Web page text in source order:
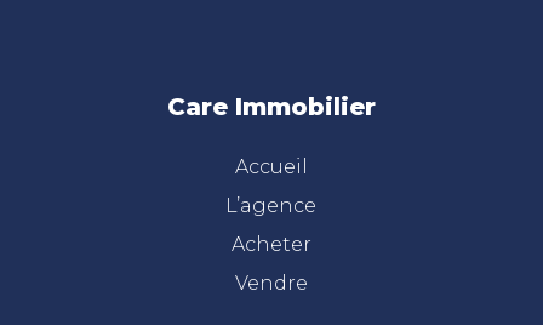
Care Immobilier
Accueil
L’agence
Acheter
Vendre